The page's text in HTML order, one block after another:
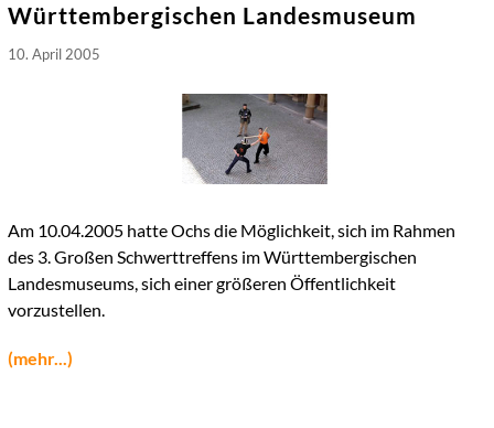
Württembergischen Landesmuseum
10. April 2005
Am 10.04.2005 hatte Ochs die Möglichkeit, sich im Rahmen
des 3. Großen Schwerttreffens im Württembergischen
Landesmuseums, sich einer größeren Öffentlichkeit
vorzustellen.
(mehr...)